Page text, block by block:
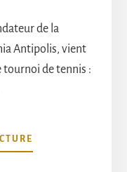
de la
Antipolis, vient
tournoi de tennis :
PROPOSL’UTS,